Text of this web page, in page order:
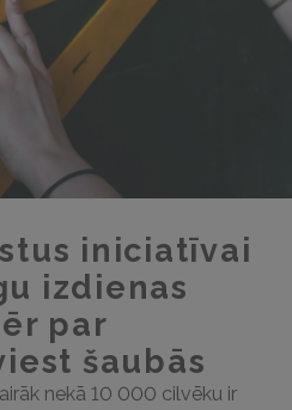
iniciatīvai
izdienas
par
šaubās
nekā 10 000 cilvēku ir